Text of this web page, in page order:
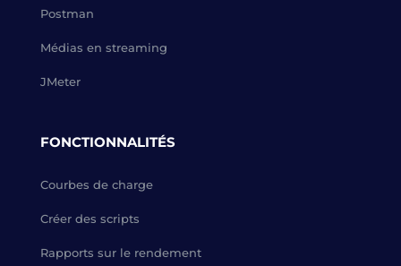
Postman
Médias en streaming
JMeter
FONCTIONNALITÉS
Courbes de charge
Créer des scripts
Rapports sur le rendement